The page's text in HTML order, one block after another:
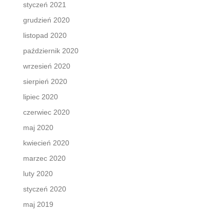
styczeń 2021
grudzień 2020
listopad 2020
październik 2020
wrzesień 2020
sierpień 2020
lipiec 2020
czerwiec 2020
maj 2020
kwiecień 2020
marzec 2020
luty 2020
styczeń 2020
maj 2019